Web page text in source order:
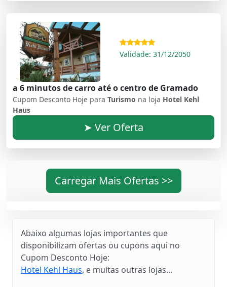
Validade: 31/12/2050
a 6 minutos de carro até o centro de Gramado
Cupom Desconto Hoje para Turismo na loja Hotel Kehl
Haus
➤ Ver Oferta
Carregar Mais Ofertas >>
Abaixo algumas lojas importantes que
disponibilizam ofertas ou cupons aqui no
Cupom Desconto Hoje:
Hotel Kehl Haus, e muitas outras lojas...